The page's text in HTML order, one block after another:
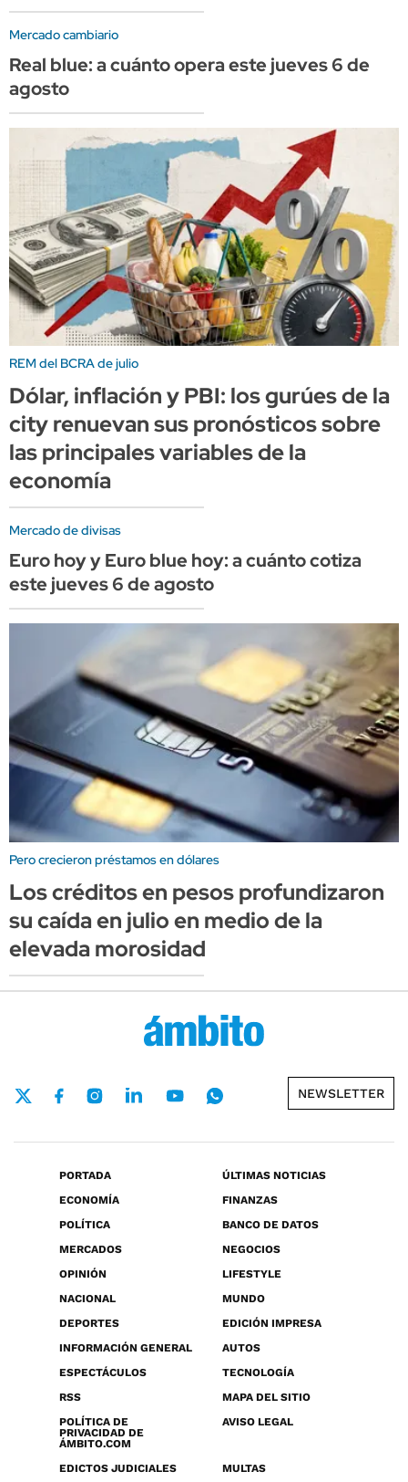
Mercado cambiario
Real blue: a cuánto opera este jueves 6 de
agosto
REM del BCRA de julio
Dólar, inflación y PBI: los gurúes de la
city renuevan sus pronósticos sobre
las principales variables de la
economía
Mercado de divisas
Euro hoy y Euro blue hoy: a cuánto cotiza
este jueves 6 de agosto
Pero crecieron préstamos en dólares
Los créditos en pesos profundizaron
su caída en julio en medio de la
elevada morosidad
NEWSLETTER
PORTADA
ÚLTIMAS NOTICIAS
ECONOMÍA
FINANZAS
POLÍTICA
BANCO DE DATOS
MERCADOS
NEGOCIOS
OPINIÓN
LIFESTYLE
NACIONAL
MUNDO
DEPORTES
EDICIÓN IMPRESA
INFORMACIÓN GENERAL
AUTOS
ESPECTÁCULOS
TECNOLOGÍA
RSS
MAPA DEL SITIO
POLÍTICA DE
PRIVACIDAD DE
ÁMBITO.COM
AVISO LEGAL
EDICTOS JUDICIALES MULTAS